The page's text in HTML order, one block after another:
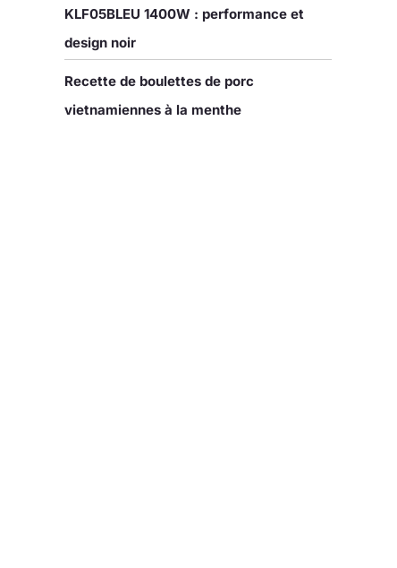
KLF05BLEU 1400W : performance et
design noir
Recette de boulettes de porc
vietnamiennes à la menthe